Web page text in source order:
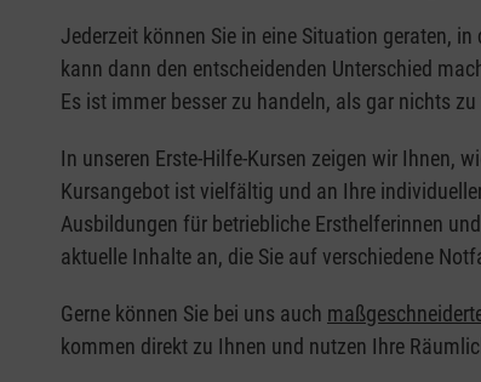
Jederzeit können Sie in eine Situation geraten,
kann dann den entscheidenden Unterschied
Es ist immer besser zu handeln, als gar nichts zu
In unseren Erste-Hilfe-Kursen zeigen wir Ihnen,
Kursangebot ist vielfältig und an Ihre
Ausbildungen für betriebliche Ersthelferinnen
aktuelle Inhalte an, die Sie auf verschiedene
Gerne können Sie bei uns auch
kommen direkt zu Ihnen und nutzen Ihre